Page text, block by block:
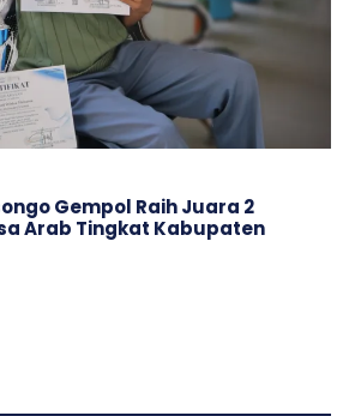
Gempol Raih Juara 2
Arab Tingkat Kabupaten